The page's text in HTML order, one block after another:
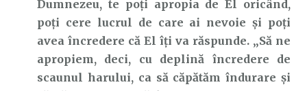
Dumnezeu, te poți apropia de El oricând,
poți cere lucrul de care ai nevoie și poți
avea încredere că El îți va răspunde. „Să ne
apropiem, deci, cu deplină încredere de
scaunul harului, ca să căpătăm îndurare şi